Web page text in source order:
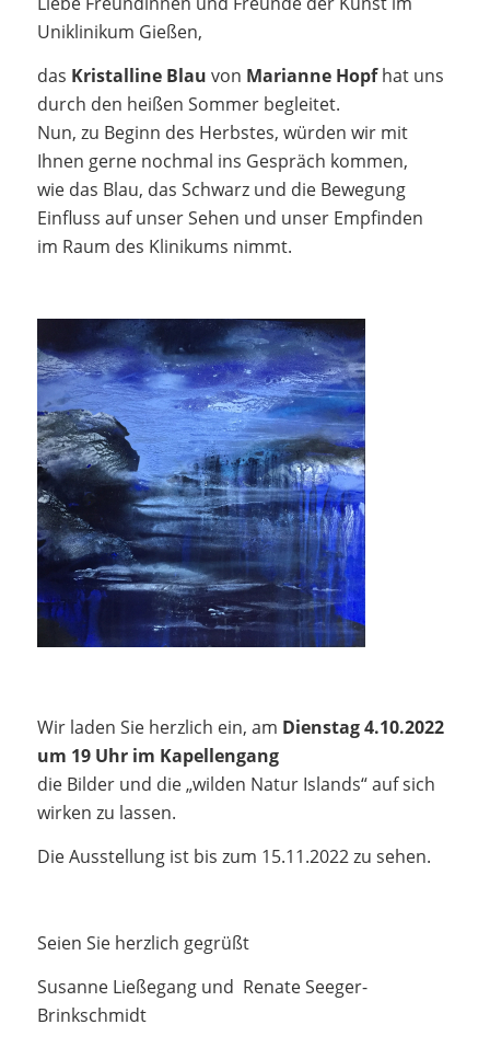
Uniklinikum Gießen,
das Kristalline Blau von Marianne Hopfhat uns
durch den heißen Sommer begleitet.
Nun, zu Beginn des Herbstes, würden wir mit
Ihnen gerne nochmal ins Gespräch kommen,
wie das Blau, das Schwarz und die Bewegung
Einfluss auf unser Sehen und unser Empfinden
im Raum des Klinikums nimmt.
Wir laden Sie herzlich ein, am Dienstag 4.10.2022
um 19 Uhr im Kapellengang
die Bilder und die „wilden Natur Islands“ auf sich
wirken zu lassen.
Die Ausstellung ist bis zum 15.11.2022 zu sehen.
Seien Sie herzlich gegrüßt
Susanne Ließegang und Renate Seeger-
Brinkschmidt